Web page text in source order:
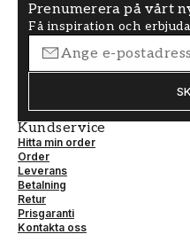
Prenumerera på vårt
Få inspiration och
Kundservice
Hitta min order
Order
Leverans
Betalning
Retur
Prisgaranti
Kontakta oss